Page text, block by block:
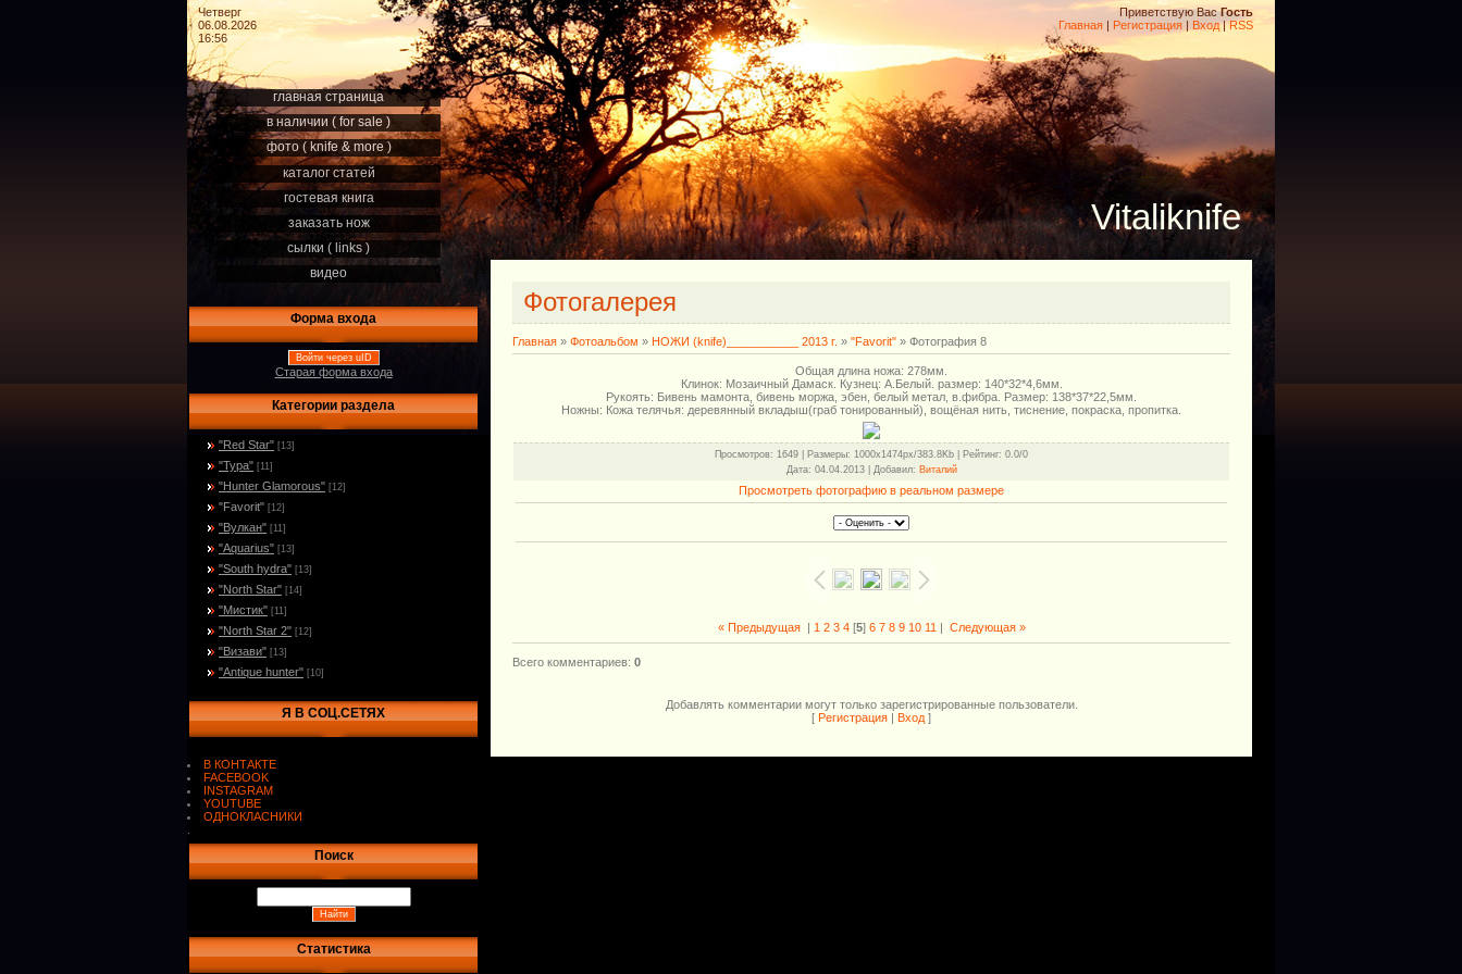
Четверг
06.08.2026
16:56
Приветствую Вас Гость
Главная | Регистрация | Вход|RSS
главная страница
в наличии ( for sale )
фото ( knife & more )
каталог статей
гостевая книга
заказать нож
сылки ( links )
видео
Форма входа
Войти через uID
Старая форма входа
Категории раздела
"Red Star" [13]
"Тура" [11]
"Hunter Glamorous" [12]
"Favorit" [12]
"Вулкан" [11]
"Aquarius" [13]
"South hydra" [13]
"North Star" [14]
"Мистик" [11]
"North Star 2" [12]
"Визави" [13]
"Antique hunter" [10]
Я В СОЦ.СЕТЯХ
В КОНТАКТЕ
FACEBOOK
INSTAGRAM
YOUTUBE
ОДНОКЛАСНИКИ
Поиск
Статистика
Vitaliknife
Фотогалерея
Главная » Фотоальбом » НОЖИ (knife)___________ 2013 г. » "Favorit" » Фотография 8
Общая длина ножа: 278мм.
Клинок: Мозаичный Дамаск. Кузнец: А.Белый. размер: 140*32*4,6мм.
Рукоять: Бивень мамонта, бивень моржа, эбен, белый метал, в.фибра. Размер: 138*37*22,5мм.
Ножны: Кожа телячья: деревянный вкладыш(граб тонированный), вощёная нить, тиснение, покраска, пропитка.
Просмотров: 1649 | Размеры: 1000x1474px/383.8Kb | Рейтинг: 0.0/0
Дата: 04.04.2013 | Добавил: Виталий
Просмотреть фотографию в реальном размере
« Предыдущая| 1 2 3 4[5] 6 7 8 9 10 11 | Следующая »
Всего комментариев: 0
Добавлять комментарии могут только зарегистрированные пользователи.
[ Регистрация Вход ]